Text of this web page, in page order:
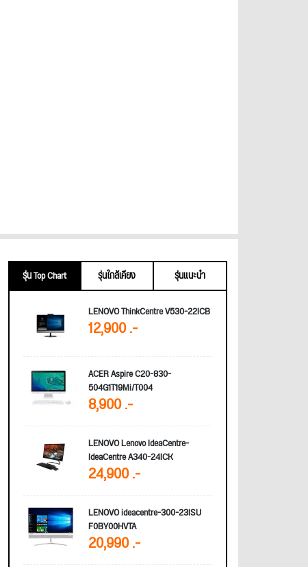
รุ่น Top Chart รุ่นใกล้เคียง
รุ่นแนะนำ
LENOVO ThinkCentre V530-22ICB
12,900 .-
ACER Aspire C20-830-
504G1T19Mi/T004
8,900 .-
LENOVO Lenovo IdeaCentre-
IdeaCentre A340-24ICK
24,900 .-
LENOVO ideacentre-300-23ISU
F0BY00HVTA
20,990 .-